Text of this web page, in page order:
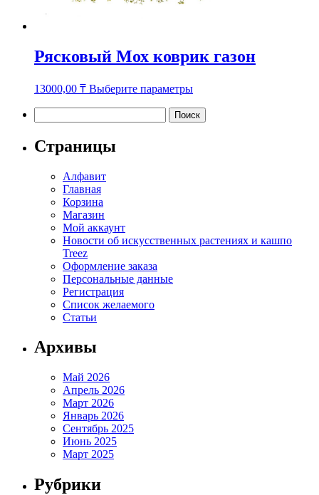
Рясковый Мох коврик газон
13000,00 ₸ Выберите параметры
имеет
несколько
Страницы
Алфавит
Главная
Корзина
Магазин
Мой аккаунт
Новости об искусственных растениях и кашпо
Treez
Оформление заказа
Персональные данные
Регистрация
Список желаемого
Статьи
Архивы
Май 2026
Апрель 2026
Март 2026
Январь 2026
Сентябрь 2025
Июнь 2025
Март 2025
Рубрики